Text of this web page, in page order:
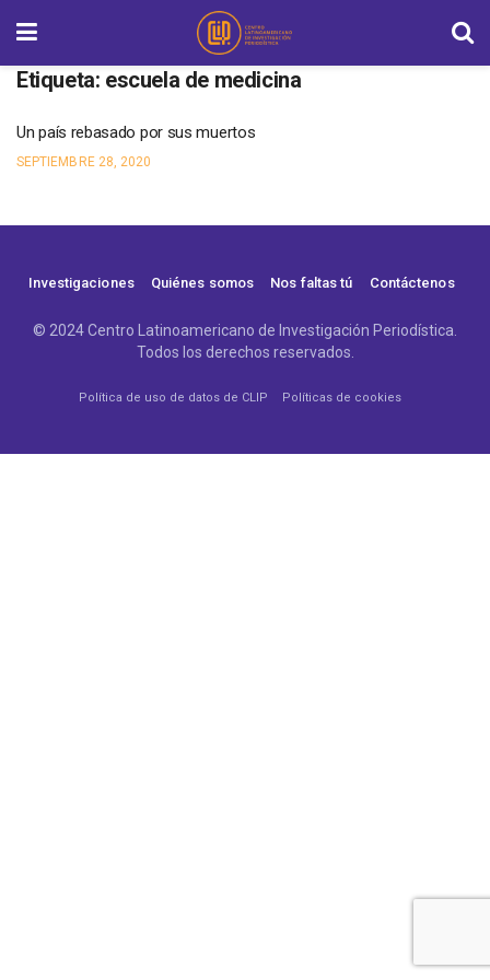
Etiqueta: escuela de medicina
Un país rebasado por sus muertos
SEPTIEMBRE 28, 2020
Investigaciones Quiénes somos Nos faltas tú Contáctenos
© 2024 Centro Latinoamericano de Investigación Periodística.
Todos los derechos reservados.
Política de uso de datos de CLIP Políticas de cookies